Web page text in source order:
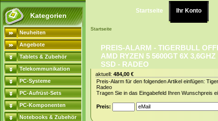
Kategorien
Neuheiten
Angebote
Tablets & Zubehör
Telekommunikation
PC-Systeme
PC-Aufrüst-Sets
PC-Komponenten
Notebooks & Zubehör
Startseite Ihr Konto
Startseite
PREIS-ALARM - TIGERBULL
AMD RYZEN 5 5600GT 6X 3,6GHZ
SSD - RADEO
aktuell: 484,00 €
Preis-Alarm für den folgenden Artikel einfügen:
Radeo
Tragen Sie in das Eingabefeld Ihren Wunschpreis
Preis: